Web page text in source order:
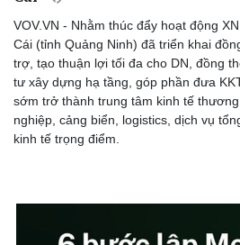
VOV.VN - Nhằm thúc đẩy hoạt động
Cái (tỉnh Quảng Ninh) đã triển khai
trợ, tạo thuận lợi tối đa cho DN, đồng
tư xây dựng hạ tầng, góp phần đưa
sớm trở thành trung tâm kinh tế
nghiệp, cảng biển, logistics, dịch vụ
kinh tế trọng điểm.